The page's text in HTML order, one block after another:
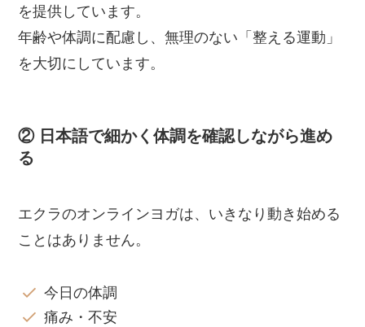
を提供しています。
年齢や体調に配慮し、無理のない「整える運動」
を大切にしています。
② 日本語で細かく体調を確認しながら進め
る
エクラのオンラインヨガは、いきなり動き始める
ことはありません。
今日の体調
痛み・不安